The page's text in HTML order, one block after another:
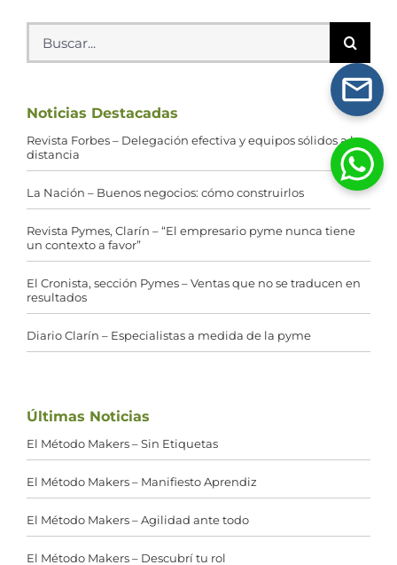
Buscar:
Noticias Destacadas
Revista Forbes – Delegación efectiva y equipos sólidos a la
distancia
La Nación – Buenos negocios: cómo construirlos
Revista Pymes, Clarín – “El empresario pyme nunca tiene
un contexto a favor”
El Cronista, sección Pymes – Ventas que no se traducen en
resultados
Diario Clarín – Especialistas a medida de la pyme
Últimas Noticias
El Método Makers – Sin Etiquetas
El Método Makers – Manifiesto Aprendiz
El Método Makers – Agilidad ante todo
El Método Makers – Descubrí tu rol